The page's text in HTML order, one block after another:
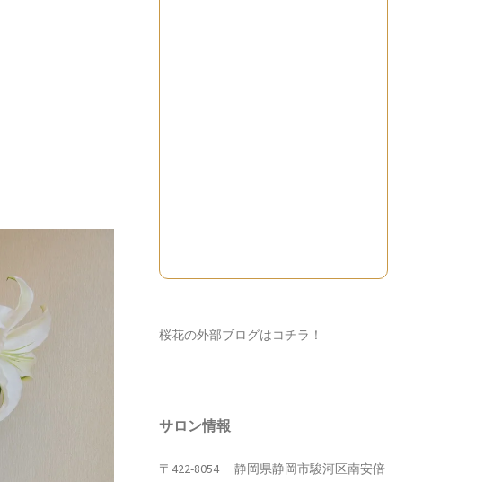
桜花の外部ブログはコチラ！
サロン情報
〒422-8054 静岡県静岡市駿河区南安倍